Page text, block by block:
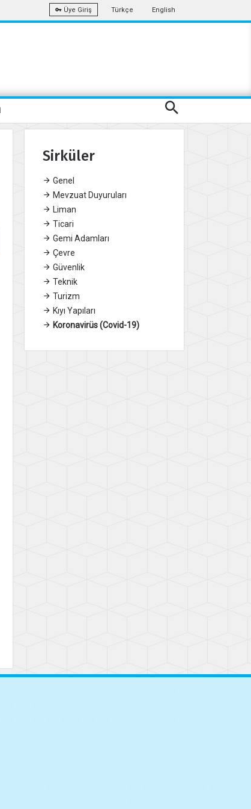
Üye Giriş Türkçe English
Sirküler
Genel
Mevzuat Duyuruları
Liman
Ticari
Gemi Adamları
Çevre
Güvenlik
Teknik
Turizm
Kıyı Yapıları
Koronavirüs (Covid-19)